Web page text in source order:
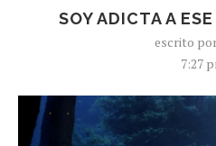
SOY ADICTA A
escrito
7:27